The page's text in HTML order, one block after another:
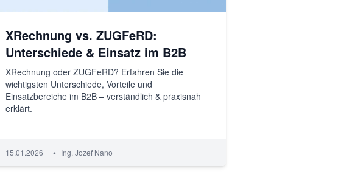
XRechnung vs. ZUGFeRD:
Unterschiede & Einsatz im B2B
XRechnung oder ZUGFeRD? Erfahren Sie die
wichtigsten Unterschiede, Vorteile und
Einsatzbereiche im B2B – verständlich & praxisnah
erklärt.
15.01.2026 • Ing. Jozef Nano